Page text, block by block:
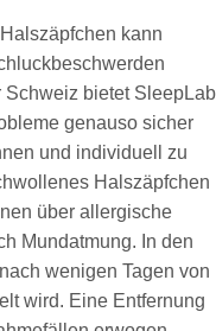
kann
bietet SleepLab
genauso sicher
und individuell zu
Halszäpfchen
über allergische
Mundatmung. In den
wenigen Tagen von
wird. Eine Entfernung